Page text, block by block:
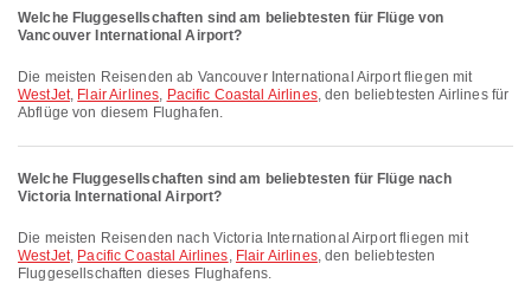
Welche Fluggesellschaften sind am beliebtesten für Flüge von
Vancouver International Airport?
Die meisten Reisenden ab Vancouver International Airport fliegen mit
WestJet, Flair Airlines, Pacific Coastal Airlines, den beliebtesten Airlines für
Abflüge von diesem Flughafen.
Welche Fluggesellschaften sind am beliebtesten für Flüge nach
Victoria International Airport?
Die meisten Reisenden nach Victoria International Airport fliegen mit
WestJet, Pacific Coastal Airlines, Flair Airlines, den beliebtesten
Fluggesellschaften dieses Flughafens.